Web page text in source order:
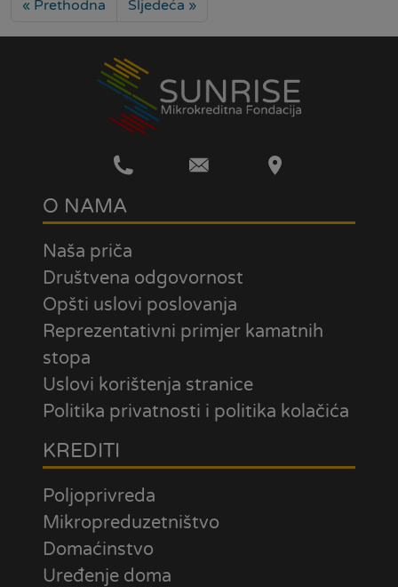
« Prethodna Sljedeća »
O NAMA
Naša priča
Društvena odgovornost
Opšti uslovi poslovanja
Reprezentativni primjer kamatnih
stopa
Uslovi korištenja stranice
Politika privatnosti i politika kolačića
KREDITI
Poljoprivreda
Mikropreduzetništvo
Domaćinstvo
Uređenje doma